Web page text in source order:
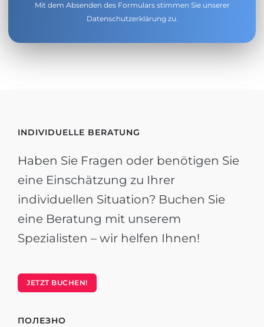
Mit dem Absenden des Formulars stimmen Sie unserer
Datenschutzerklärung zu.
INDIVIDUELLE BERATUNG
Haben Sie Fragen oder benötigen Sie
eine Einschätzung zu Ihrer
individuellen Situation? Buchen Sie
eine Beratung mit unserem
Spezialisten – wir helfen Ihnen!
JETZT BUCHEN!
ПОЛЕЗНО